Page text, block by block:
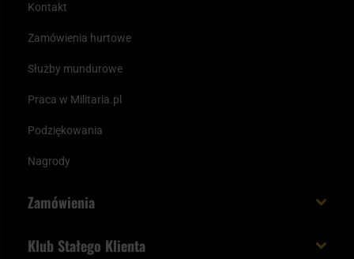
Kontakt
Zamówienia hurtowe
Służby mundurowe
Praca w Militaria.pl
Podziękowania
Nagrody
Zamówienia
Klub Stałego Klienta